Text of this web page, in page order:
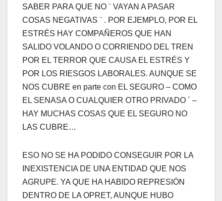
SABER PARA QUE NO ¨ VAYAN A PASAR
COSAS NEGATIVAS ¨ . POR EJEMPLO, POR EL
ESTRÉS HAY COMPAÑEROS QUE HAN
SALIDO VOLANDO O CORRIENDO DEL TREN
POR EL TERROR QUE CAUSA EL ESTRÉS Y
POR LOS RIESGOS LABORALES. AUNQUE SE
NOS CUBRE en parte con EL SEGURO – COMO
EL SENASA O CUALQUIER OTRO PRIVADO ´ –
HAY MUCHAS COSAS QUE EL SEGURO NO
LAS CUBRE…
ESO NO SE HA PODIDO CONSEGUIR POR LA
INEXISTENCIA DE UNA ENTIDAD QUE NOS
AGRUPE. YA QUE HA HABIDO REPRESIÓN
DENTRO DE LA OPRET, AUNQUE HUBO